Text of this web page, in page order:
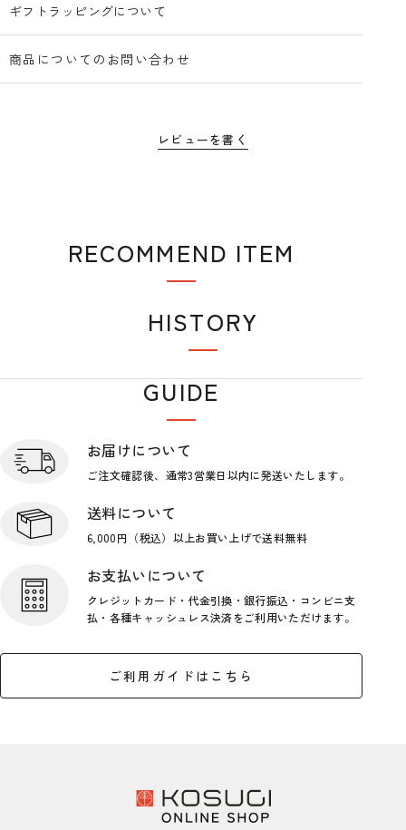
ギフトラッピングについて
商品についてのお問い合わせ
レビューを書く
RECOMMEND ITEM
HISTORY
GUIDE
お届けについて
ご注文確認後、通常3営業日以内に発送いたします。
送料について
6,000円（税込）以上お買い上げで送料無料
お支払いについて
クレジットカード・代金引換・銀行振込・コンビニ支
払・各種キャッシュレス決済をご利用いただけます。
ご利用ガイドはこちら